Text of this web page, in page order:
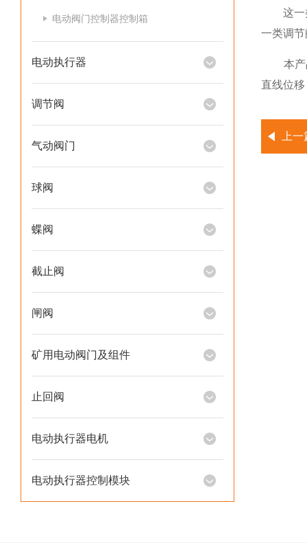
电动阀门控制器控制箱
电动执行器
调节阀
气动阀门
球阀
蝶阀
截止阀
闸阀
矿用电动阀门及组件
止回阀
电动执行器电机
电动执行器控制模块
这一类
一类调
本产品
直线位
上